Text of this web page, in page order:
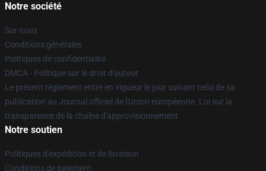
Notre société
Sur nous
Conditions générales
Politiques de confidentialité
DMCA - Politique sur le droit d'auteur
Le présent règlement entre en vigueur le jour suivant celui de sa
publication au Journal officiel de l'Union européenne. Loi sur la
transparence de la chaîne d'approvisionnement
Notre soutien
Politiques d'expédition et de livraison
Conditions de paiement